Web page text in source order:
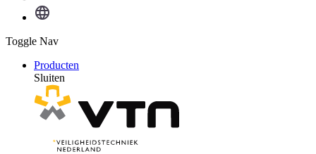
Toggle Nav
Producten
Sluiten